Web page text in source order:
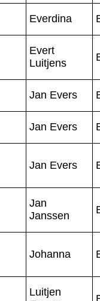
Everdina
Evert
Luitjens
Jan Evers
Jan Evers
Jan Evers
Jan
Janssen
Johanna
Luitjen